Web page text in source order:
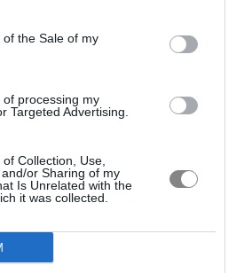
the Sale of my
processing my
Targeted Advertising.
Collection, Use,
or Sharing of my
Is Unrelated with the
it was collected.